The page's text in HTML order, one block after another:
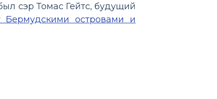
сэр Томас Гейтс, будущий
островами и